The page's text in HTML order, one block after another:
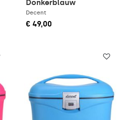
reisaccessoires bij
voorbereid!
Donkerblauw
Decent
€ 49,00